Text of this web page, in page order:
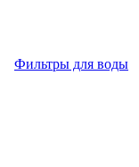
Фильтры для воды